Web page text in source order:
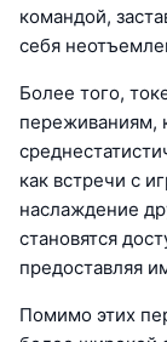
командой,
себя
Более того,
переживаниям,
как встречи с
наслаждение
становятся
предоставляя
Помимо этих